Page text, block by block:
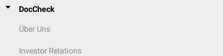
DocCheck
Über Uns
Investor Relations